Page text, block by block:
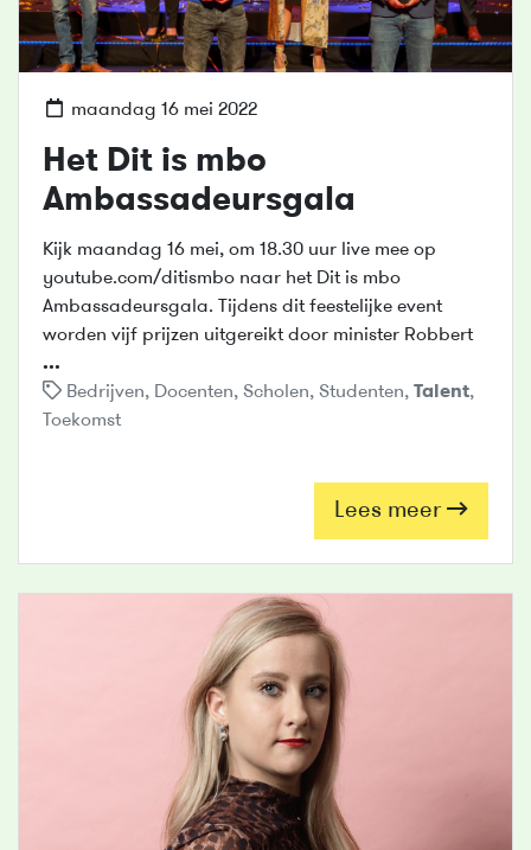
maandag 16 mei 2022
Het Dit is mbo
Ambassadeursgala
Kijk maandag 16 mei, om 18.30 uur live mee op
youtube.com/ditismbo naar het Dit is mbo
Ambassadeursgala. Tijdens dit feestelijke event
worden vijf prijzen uitgereikt door minister Robbert
...
Bedrijven, Docenten, Scholen, Studenten, Talent,
Toekomst
Lees meer